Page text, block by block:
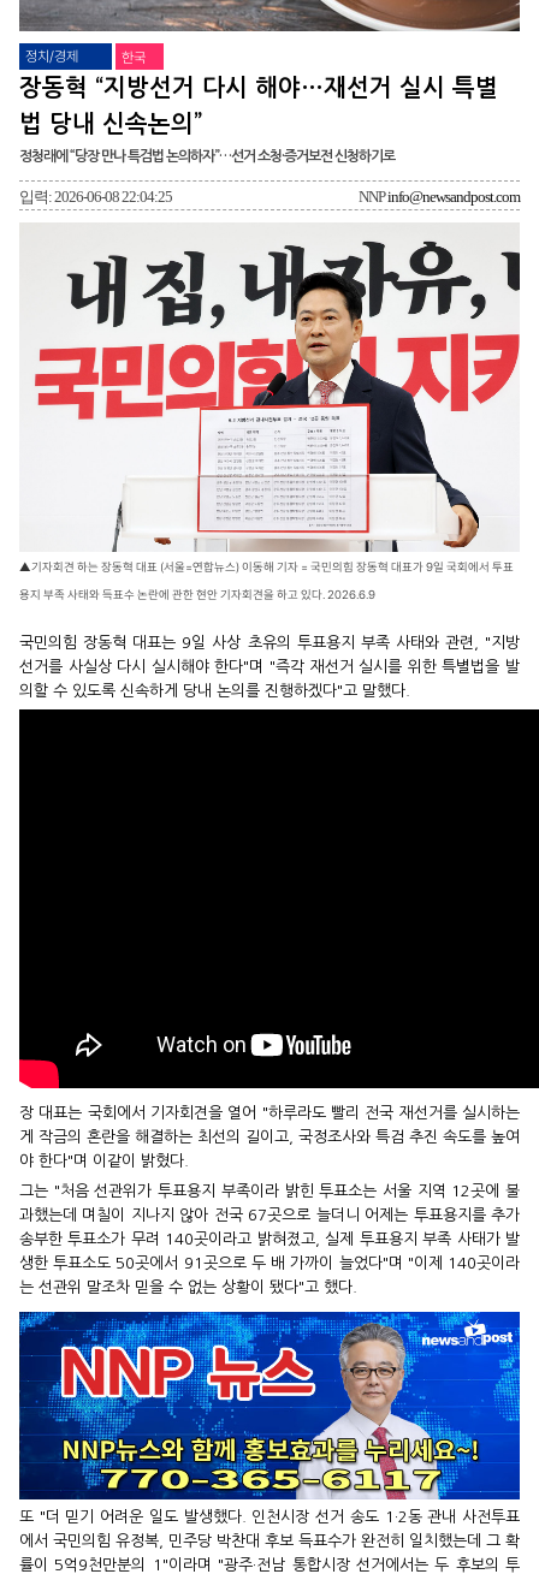
정치/경제 한국
장동혁 “지방선거 다시 해야…재선거 실시 특별
법 당내 신속논의”
정청래에 “당장 만나 특검법 논의하자”…선거 소청·증거보전 신청하기로
입력: 2026-06-08 22:04:25 NNPinfo@newsandpost.com
▲기자회견 하는 장동혁 대표 (서울=연합뉴스) 이동해 기자 = 국민의힘 장동혁 대표가 9일 국회에서 투표
용지 부족 사태와 득표수 논란에 관한 현안 기자회견을 하고 있다. 2026.6.9
국민의힘 장동혁 대표는 9일 사상 초유의 투표용지 부족 사태와 관련, "지방
선거를 사실상 다시 실시해야 한다"며 "즉각 재선거 실시를 위한 특별법을 발
의할 수 있도록 신속하게 당내 논의를 진행하겠다"고 말했다.
장 대표는 국회에서 기자회견을 열어 "하루라도 빨리 전국 재선거를 실시하는
게 작금의 혼란을 해결하는 최선의 길이고, 국정조사와 특검 추진 속도를 높여
야 한다"며 이같이 밝혔다.
그는 "처음 선관위가 투표용지 부족이라 밝힌 투표소는 서울 지역 12곳에 불
과했는데 며칠이 지나지 않아 전국 67곳으로 늘더니 어제는 투표용지를 추가
송부한 투표소가 무려 140곳이라고 밝혀졌고, 실제 투표용지 부족 사태가 발
생한 투표소도 50곳에서 91곳으로 두 배 가까이 늘었다"며 "이제 140곳이라
는 선관위 말조차 믿을 수 없는 상황이 됐다"고 했다.
또 "더 믿기 어려운 일도 발생했다. 인천시장 선거 송도 1·2동 관내 사전투표
에서 국민의힘 유정복, 민주당 박찬대 후보 득표수가 완전히 일치했는데 그 확
률이 5억9천만분의 1"이라며 "광주·전남 통합시장 선거에서는 두 후보의 투